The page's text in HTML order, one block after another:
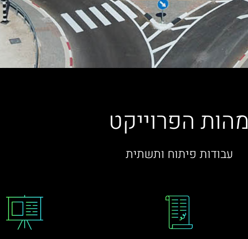
מהות הפרוייקט
עבודות פיתוח ותשתית